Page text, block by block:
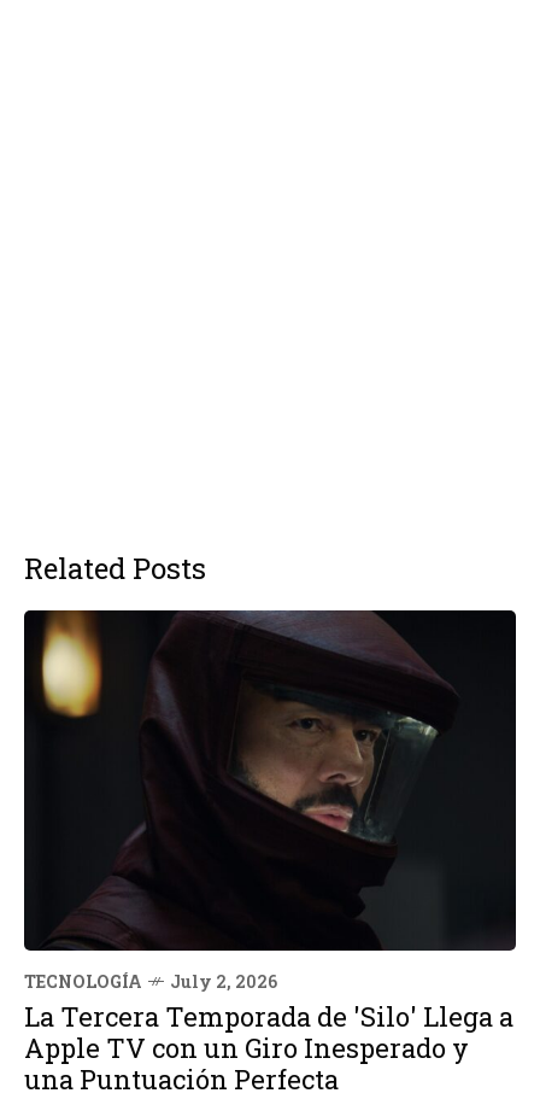
Related Posts
TECNOLOGÍA July 2, 2026
La Tercera Temporada de 'Silo' Llega a
Apple TV con un Giro Inesperado y
una Puntuación Perfecta